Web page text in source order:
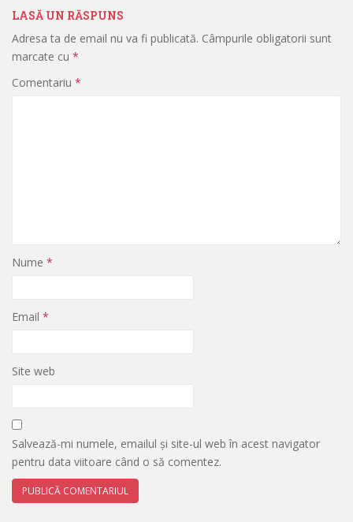
LASĂ UN RĂSPUNS
Adresa ta de email nu va fi publicată. Câmpurile obligatorii sunt
marcate cu *
Comentariu *
Nume *
Email *
Site web
Salvează-mi numele, emailul și site-ul web în acest navigator
pentru data viitoare când o să comentez.